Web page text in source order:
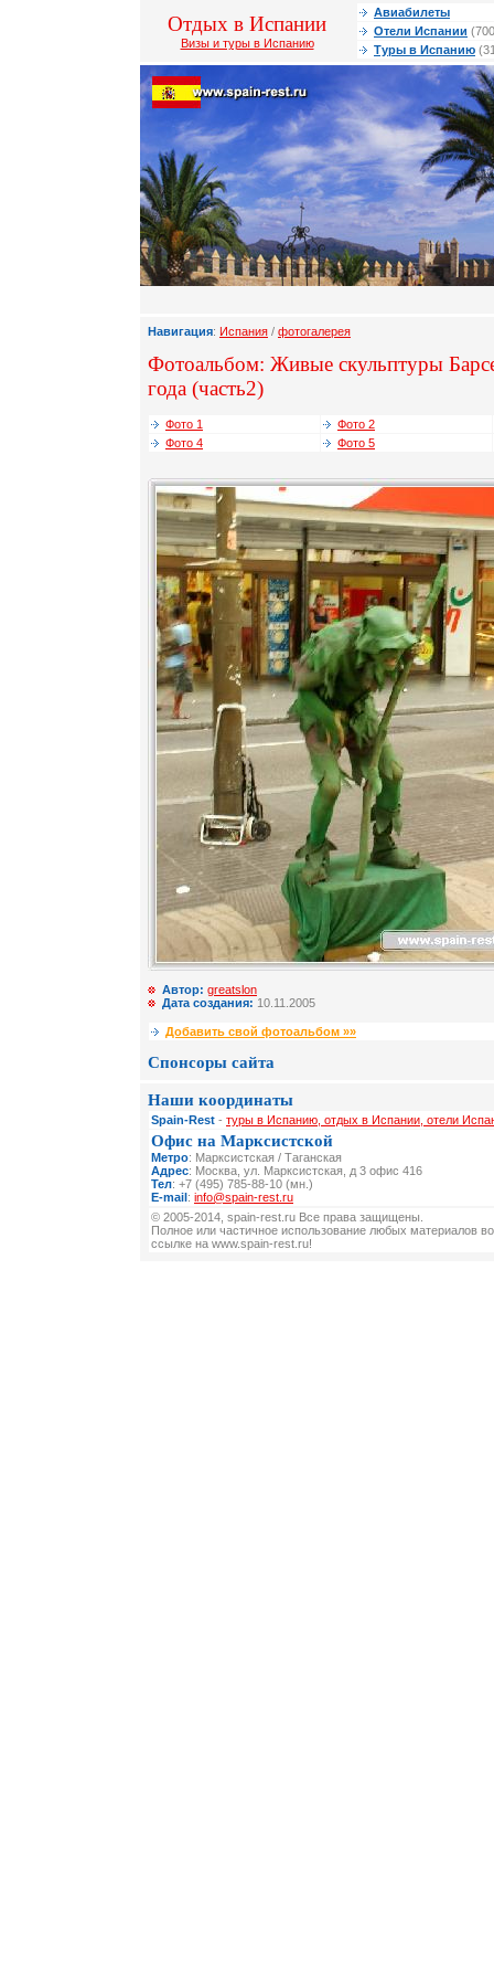
Отдых в Испании
Визы и туры в Испанию
Авиабилеты
Отели Испании
Туры в Испанию
Навигация: Испания / фотогалерея
Фотоальбом: Живые скульптуры
года (часть2)
Фото 1
Фото 2
Фото 4
Фото 5
Автор: greatslon
Дата создания: 10.11.2005
Добавить свой фотоальбом »»
Спонсоры сайта
Наши координаты
Spain-Rest - туры в Испанию, отдых в Испании, отели
Офис на Марксистской
Метро: Марксистская / Таганская
Адрес: Москва, ул. Марксистская, д 3 офис 416
Тел: +7 (495) 785-88-10 (мн.)
E-mail: info@spain-rest.ru
© 2005-2014, spain-rest.ru Все права защищены.
Полное или частичное использование любых материалов
ссылке на www.spain-rest.ru!